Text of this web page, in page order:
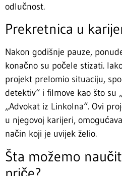
odlučnost.
Prekretnica u
Nakon godišnje pauze,
konačno su počele stizati.
projekt prelomio situaciju,
detektiv“ i filmove kao što su
„Advokat iz Linkolna“. Ovi
u njegovoj karijeri,
način koji je uvijek želio.
Šta možemo